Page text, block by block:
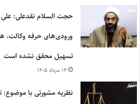
حجت السلام نقدعلی:
ورودی‌های حرفه وکالت،
تسهیل محقق نشده است
۱۴ مرداد ۱۴۰۵
نظریه مشورتی با موضوع: